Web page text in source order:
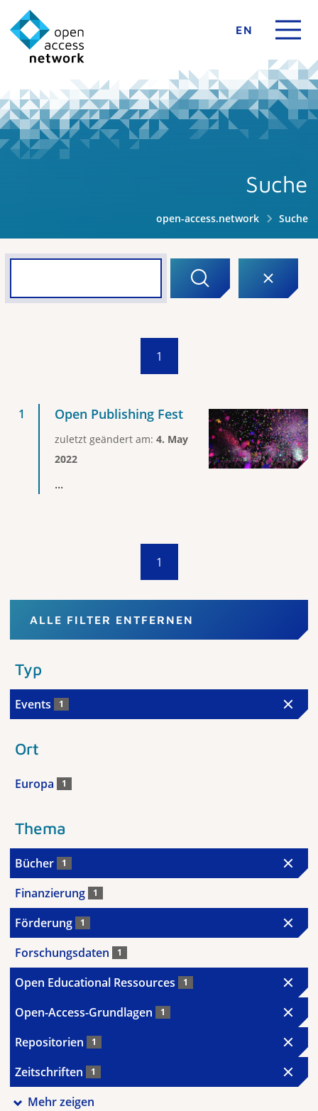
EN
Suche
open-access.network Suche
1
Open Publishing Fest
zuletzt geändert am: 4. May
2022
...
1
ALLE FILTER ENTFERNEN
Typ
Events 1
Ort
Europa 1
Thema
Bücher 1
Finanzierung 1
Förderung 1
Forschungsdaten 1
Open Educational Ressources 1
Open-Access-Grundlagen 1
Repositorien 1
Zeitschriften 1
Mehr zeigen